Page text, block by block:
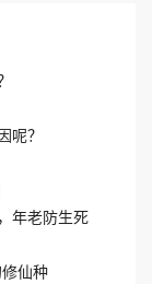
呢？
年老防生死
仙种